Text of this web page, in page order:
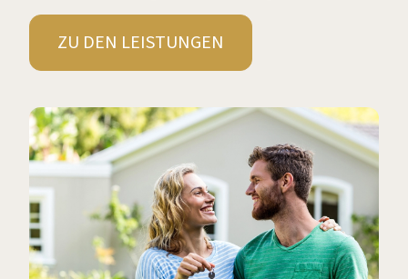
ZU DEN LEISTUNGEN